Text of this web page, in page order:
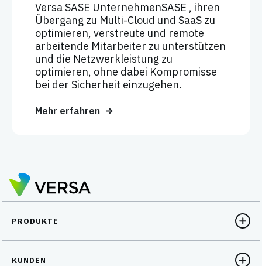
Versa SASE UnternehmenSASE , ihren
Übergang zu Multi-Cloud und SaaS zu
optimieren, verstreute und remote
arbeitende Mitarbeiter zu unterstützen
und die Netzwerkleistung zu
optimieren, ohne dabei Kompromisse
bei der Sicherheit einzugehen.
Mehr erfahren
PRODUKTE
KUNDEN